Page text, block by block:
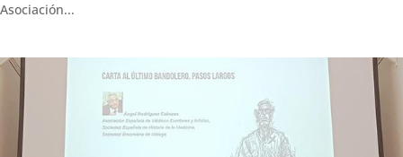
Asociación...